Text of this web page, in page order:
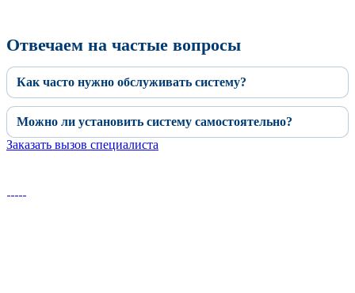
Отвечаем на частые вопросы
Как часто нужно обслуживать систему?
Можно ли установить систему самостоятельно?
Заказать вызов специалиста